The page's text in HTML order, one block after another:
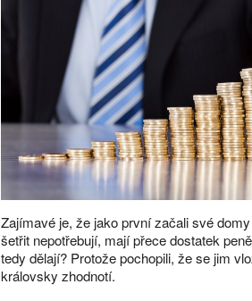
Zajímavé je, že jako první začali své
šetřit nepotřebují, mají přece dostatek
tedy dělají? Protože pochopili, že se jim
královsky zhodnotí.